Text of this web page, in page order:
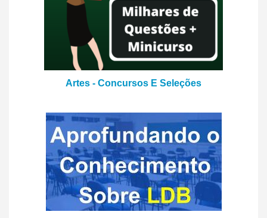
Artes - Concursos E Seleções